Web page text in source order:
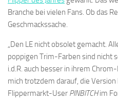
Branche bei vielen Fans. Ob das
Geschmackssache.
„Den LE nicht obsolet gemacht.
poppigen Trim-Farben sind nicht
i.d.R. auch besser in ihrem
mich trotzdem darauf, die Version
Flippermarkt-User PINBITCHim